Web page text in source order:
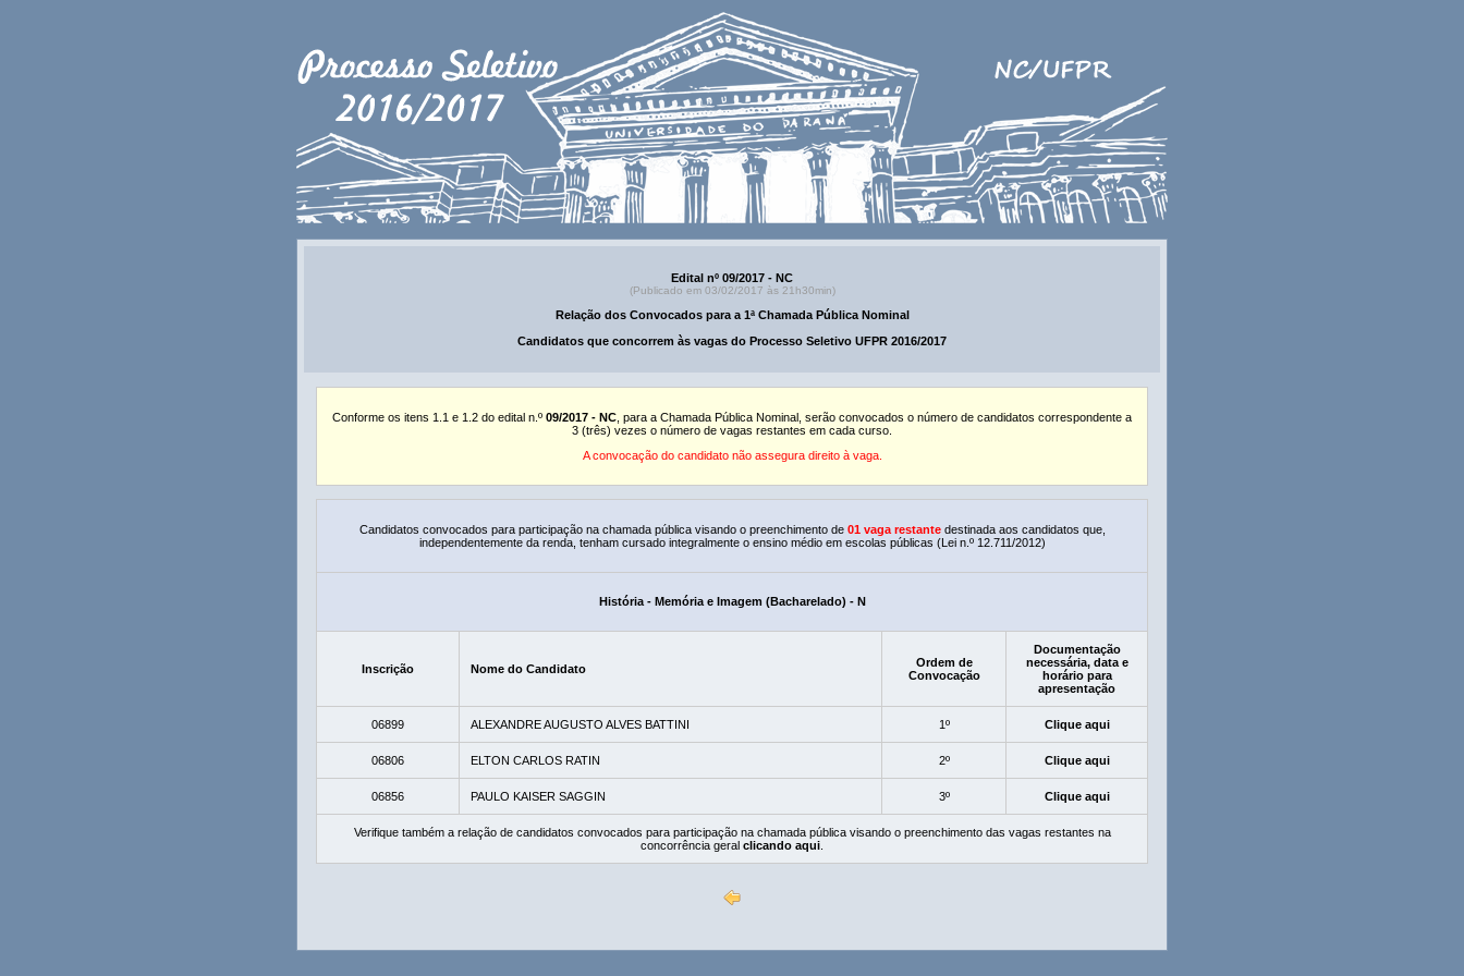
Edital nº 09/2017 - NC
(Publicado em 03/02/2017 às 21h30min)
Relação dos Convocados para a 1ª Chamada Pública Nominal
Candidatos que concorrem às vagas do Processo Seletivo UFPR 2016/2017
Conforme os itens 1.1 e 1.2 do edital n.º 09/2017 - NC , para a Chamada Pública Nominal, serão convocados o número de candidatos correspondente a
3 (três) vezes o número de vagas restantes em cada curso.
A convocação do candidato não assegura direito à vaga.
Candidatos convocados para participação na chamada pública visando o preenchimento de 01 vaga restante destinada aos candidatos que,
independentemente da renda, tenham cursado integralmente o ensino médio em escolas públicas (Lei n.º 12.711/2012)
História - Memória e Imagem (Bacharelado) - N
Inscrição Nome do Candidato
Ordem de
Convocação
Documentação
necessária, data e
horário para
apresentação
06899 ALEXANDRE AUGUSTO ALVES BATTINI 1º Clique aqui
06806 ELTON CARLOS RATIN 2º Clique aqui
06856 PAULO KAISER SAGGIN 3º Clique aqui
Verifique também a relação de candidatos convocados para participação na chamada pública visando o preenchimento das vagas restantes na
concorrência geral clicando aqui